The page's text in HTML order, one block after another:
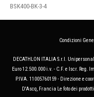
BSK400-BK-3-4
Condizioni
DECATHLON ITALIA S.r.l.
Euro 12.500.000 i.v. - C.F. e Iscr. Reg.
P.IVA. 11005760159 - Direzione e
D'Ascq, Francia Le foto dei